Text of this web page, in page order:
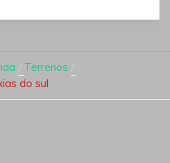
Terrenos
do sul